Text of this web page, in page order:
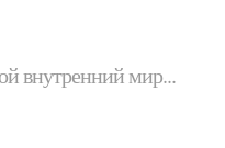
внутренний мир...